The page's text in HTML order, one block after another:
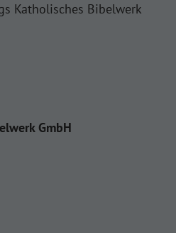
Katholisches Bibelwerk
GmbH